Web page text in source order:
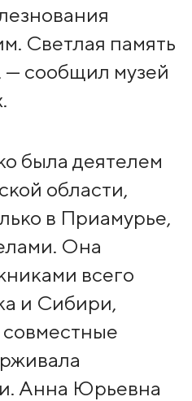
Светлая память
сообщил музей
была деятелем
области,
в Приамурье,
Она
всего
и Сибири,
Анна Юрьевна